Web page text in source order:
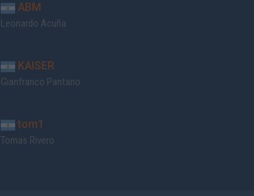
ABM
Leonardo Acuña
KAISER
Gianfranco Pantano
tom1
Tomas Rivero